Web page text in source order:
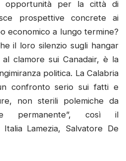
opportunità per la città di
prospettive concrete ai
economico a lungo termine?
il loro silenzio sugli hangar
clamore sui Canadair, è la
politica. La Calabria
confronto serio sui fatti e
non sterili polemiche da
permanente”, così il
Lamezia, Salvatore De